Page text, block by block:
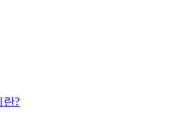
란?